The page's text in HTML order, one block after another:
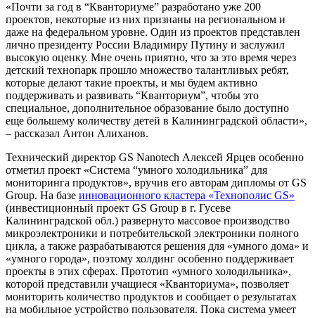
«Почти за год в “Кванториуме” разработано уже 200
проектов, некоторые из них признаны на региональном и
даже на федеральном уровне. Один из проектов представлен
лично президенту России Владимиру Путину и заслужил
высокую оценку. Мне очень приятно, что за это время через
детский технопарк прошло множество талантливых ребят,
которые делают такие проекты, и мы будем активно
поддерживать и развивать “Кванториум”, чтобы это
специальное, дополнительное образование было доступно
еще большему количеству детей в Калининградской области»,
– рассказал Антон Алиханов.
Технический директор GS Nanotech Алексей Ярцев особенно
отметил проект «Система “умного холодильника” для
мониторинга продуктов», вручив его авторам дипломы от GS
Group. На базе инновационного кластера «Технополис GS»
(инвестиционный проект GS Group в г. Гусеве
Калининградской обл.) развернуто массовое производство
микроэлектроники и потребительской электроники полного
цикла, а также разрабатываются решения для «умного дома» и
«умного города», поэтому холдинг особенно поддерживает
проекты в этих сферах. Прототип «умного холодильника»,
которой представили учащиеся «Кванториума», позволяет
мониторить количество продуктов и сообщает о результатах
на мобильное устройство пользователя. Пока система умеет